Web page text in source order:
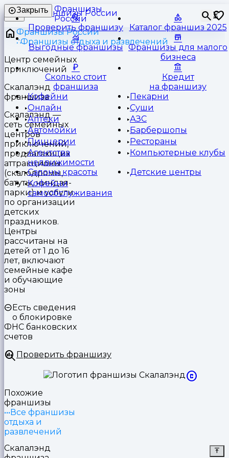
Франшизы
России
⏳
Закрыть
Проверить франшизу Каталог франшиз 2025
Выгодные франшизы Франшизы для малого
бизнеса
Сколько стоит
франшиза
Кредит
на франшизу
Кофейни
Пекарни
Онлайн
Суши
Аптеки
АЗС
Автомойки
Барбершопы
Пиццерии
Рестораны
Агентства
недвижимости
Компьютерные клубы
Салоны красоты
Детские центры
Кофейни
самообслуживания
Франшизы России
Франшизы отдыха и развлечений
Центр семейных
приключений
Скалалэнд
франшиза
Скалалэнд —
сеть семейных
центров
приключений,
предлагающих
аттракционы
(скалодромы,
батуты, ниндзя-
парки) и услуги
по организации
детских
праздников.
Центры
рассчитаны на
детей от 1 до 16
лет, включают
семейные кафе
и обучающие
зоны
Есть сведения
о блокировке
ФНС банковских
счетов
Проверить франшизу
Похожие
франшизы
Все франшизы
отдыха и
развлечений
Скалалэнд